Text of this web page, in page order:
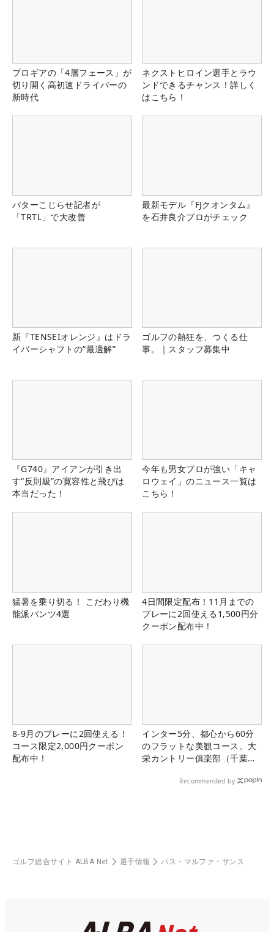
プロギアの「4層フェース」が
切り開く高初速ドライバーの
新時代
ネクストヒロイン選手とラウ
ンドできるチャンス！詳しく
はこちら！
パターこじらせ記者が
「TRTL」で大改善
最新モデル『FJクオンタム』
を石井良介プロがチェック
新『TENSEIオレンジ』はドラ
イバーシャフトの“最適解”
ゴルフの熱狂を、つくる仕
事。｜スタッフ募集中
『G740』アイアンが引き出
す“反則級”の寛容性と飛びは
本当だった！
今年も男女プロが強い「キャ
ロウェイ」のニュース一覧は
こちら！
猛暑を乗り切る！ こだわり機
能派パンツ4選
4日間限定配布！11月までの
プレーに2回使える1,500円分
クーポン配布中！
8-9月のプレーに2回使える！
コース限定2,000円クーポン
配布中！
インター5分、都心から60分
のフラットな美観コース。大
栄カントリー俱楽部（千葉
Recommended by
ゴルフ総合サイト ALBA Net 選手情報 パス・マルファ・サンス